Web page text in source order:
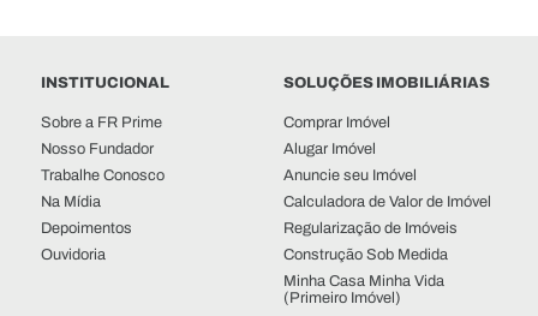
INSTITUCIONAL
Sobre a FR Prime
Nosso Fundador
Trabalhe Conosco
Na Mídia
Depoimentos
Ouvidoria
SOLUÇÕES IMOBILIÁRIAS
Comprar Imóvel
Alugar Imóvel
Anuncie seu Imóvel
Calculadora de Valor de Imóvel
Regularização de Imóveis
Construção Sob Medida
Minha Casa Minha Vida
(Primeiro Imóvel)